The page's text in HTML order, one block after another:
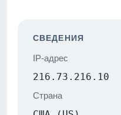
СВЕДЕНИЯ
IP-адрес
216.73.216.10
Страна